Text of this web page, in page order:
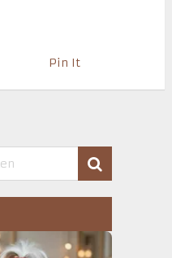
Pin It